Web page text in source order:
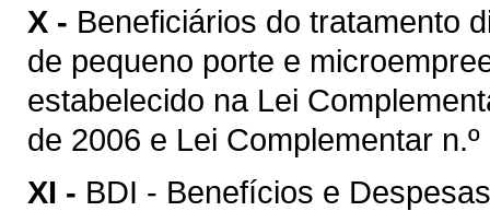
X - Beneficiários do tratamento
de pequeno porte e
estabelecido na Lei
de 2006 e Lei Complementar
XI - BDI - Benefícios e